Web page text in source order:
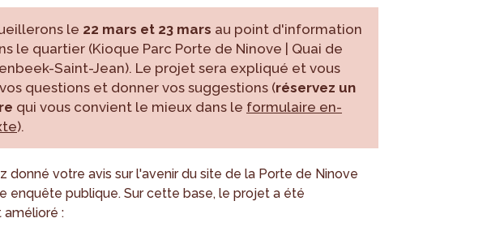
le 22 mars et 23 mars au point d'information
le quartier (Kioque Parc Porte de Ninove | Quai de
Saint-Jean). Le projet sera expliqué et vous
questions et donner vos suggestions (réservez un
qui vous convient le mieux dans le formulaire en-
).
donné votre avis sur l'avenir du site de la Porte de Ninove
enquête publique. Sur cette base, le projet a été
: